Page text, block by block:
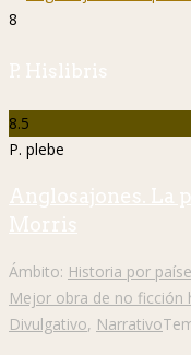
8
P. Hislibris
8.5
P. plebe
Anglosajones. La
Morris
Ámbito: Historia por
Mejor obra de no ficción
Divulgativo, Narrativo